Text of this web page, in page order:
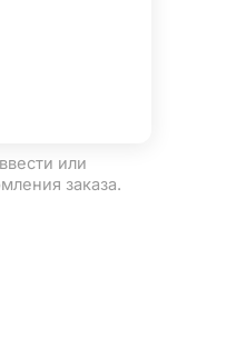
или
заказа.